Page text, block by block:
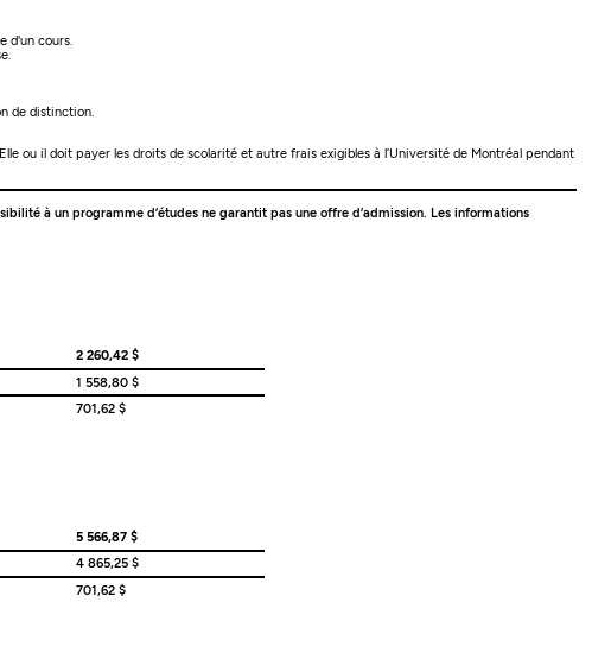
d'un cours.
de distinction.
ou il doit payer les droits de scolarité et autre frais exigibles à l’Université de Montréal pendant
à un programme d’études ne garantit pas une offre d’admission. Les informations
2 260,42 $
1 558,80 $
701,62 $
5 566,87 $
4 865,25 $
701,62 $